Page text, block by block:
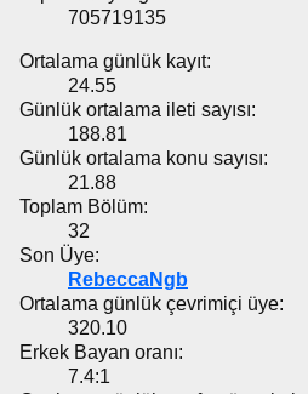
705719135
Ortalama günlük kayıt:
24.55
Günlük ortalama ileti sayısı:
188.81
Günlük ortalama konu sayısı:
21.88
Toplam Bölüm:
32
Son Üye:
RebeccaNgb
Ortalama günlük çevrimiçi üye:
320.10
Erkek Bayan oranı:
7.4:1